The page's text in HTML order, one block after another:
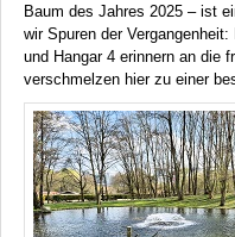
Baum des Jahres 2025 – ist
wir Spuren der
und Hangar 4 erinnern an die
verschmelzen hier zu einer